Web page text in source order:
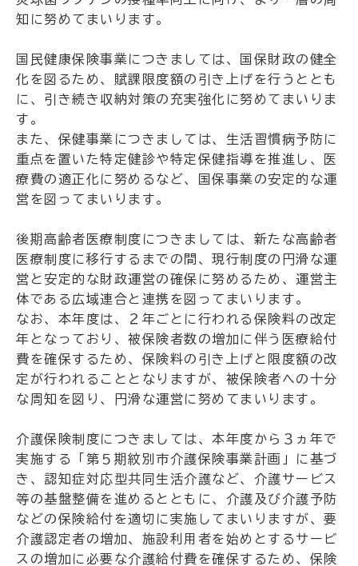
知に努めてまいります。
国民健康保険事業につきましては、国保財政の健全
化を図るため、賦課限度額の引き上げを行うととも
に、引き続き収納対策の充実強化に努めてまいりま
す。
また、保健事業につきましては、生活習慣病予防に
重点を置いた特定健診や特定保健指導を推進し、医
療費の適正化に努めるなど、国保事業の安定的な運
営を図ってまいります。
後期高齢者医療制度につきましては、新たな高齢者
医療制度に移行するまでの間、現行制度の円滑な運
営と安定的な財政運営の確保に努めるため、運営主
体である広域連合と連携を図ってまいります。
なお、本年度は、２年ごとに行われる保険料の改定
年となっており、被保険者数の増加に伴う医療給付
費を確保するため、保険料の引き上げと限度額の改
定が行われることとなりますが、被保険者への十分
な周知を図り、円滑な運営に努めてまいります。
介護保険制度につきましては、本年度から３ヵ年で
実施する「第５期紋別市介護保険事業計画」に基づ
き、認知症対応型共同生活介護など、介護サービス
等の基盤整備を進めるとともに、介護及び介護予防
などの保険給付を適切に実施してまいりますが、要
介護認定者の増加、施設利用者を始めとするサービ
スの増加に必要な介護給付費を確保するため、保険